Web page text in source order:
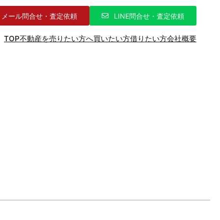
メール問合せ・査定依頼 LINE問合せ・査定依頼
TOP不動産を売りたい方へ買いたい方借りたい方会社概要